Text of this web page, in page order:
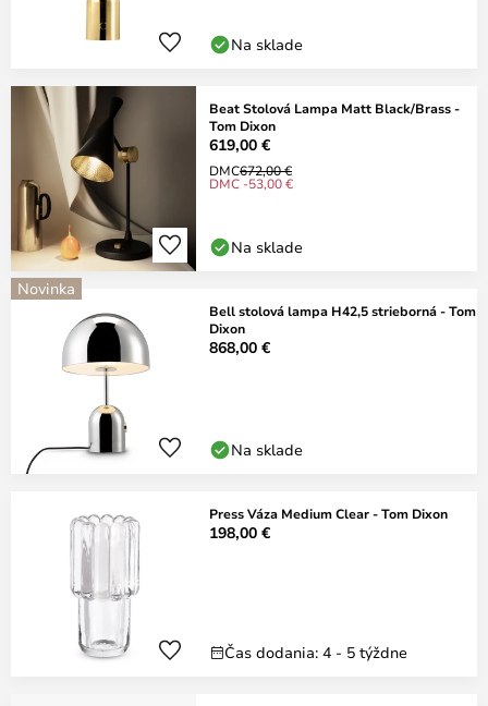
Na sklade
Beat Stolová Lampa Matt Black/Brass -
Tom Dixon
619,00 €
DMC672,00 €
DMC -53,00 €
Na sklade
Novinka
Bell stolová lampa H42,5 strieborná - Tom
Dixon
868,00 €
Na sklade
Press Váza Medium Clear - Tom Dixon
198,00 €
Čas dodania: 4 - 5 týždne